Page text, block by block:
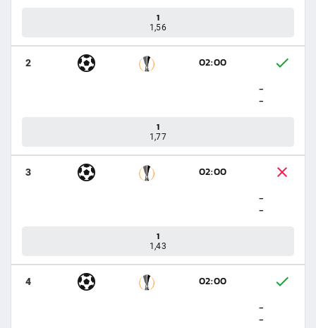
1
1,56
2
02:00
-
-
1
1,77
3
02:00
-
-
1
1,43
4
02:00
-
-